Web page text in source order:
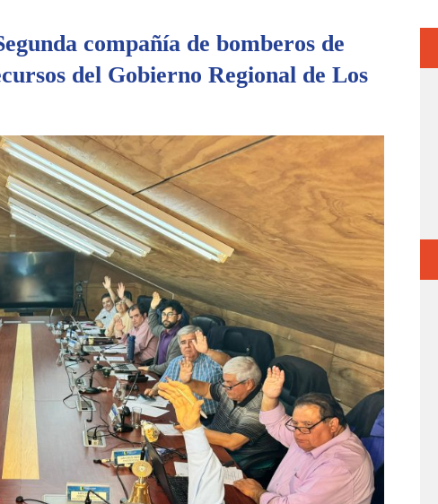
compañía de bomberos de
del Gobierno Regional de Los